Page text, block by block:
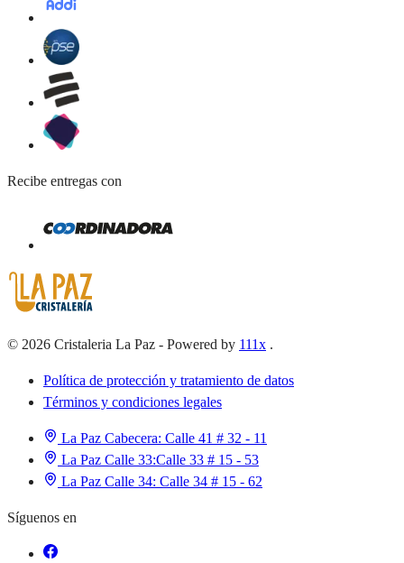
Recibe entregas con
© 2026 Cristaleria La Paz - Powered by 111x .
Política de protección y tratamiento de datos
Términos y condiciones legales
La Paz Cabecera: Calle 41 # 32 - 11
La Paz Calle 33:Calle 33 # 15 - 53
La Paz Calle 34: Calle 34 # 15 - 62
Síguenos en